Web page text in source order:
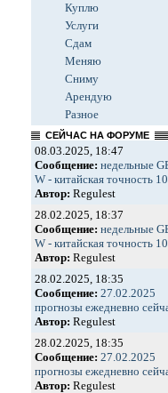
Куплю
Услуги
Сдам
Меняю
Сниму
Арендую
Разное
СЕЙЧАС НА ФОРУМЕ
08.03.2025, 18:47
Сообщение: недельные
W - китайская точность
Автор: Regulest
28.02.2025, 18:37
Сообщение: недельные
W - китайская точность
Автор: Regulest
28.02.2025, 18:35
Сообщение: 27.02.2025
прогнозы ежедневно
Автор: Regulest
28.02.2025, 18:35
Сообщение: 27.02.2025
прогнозы ежедневно
Автор: Regulest